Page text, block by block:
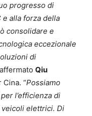
progresso di
alla forza della
consolidare e
eccezionale
di
Qiu
“Possiamo
l’efficienza di
elettrici. Di